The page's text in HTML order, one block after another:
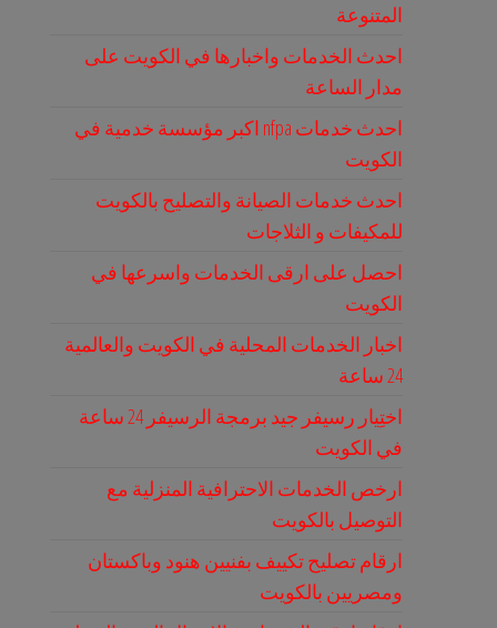
المتنوعة
احدث الخدمات واخبارها في الكويت على
مدار الساعة
احدث خدمات nfpa اكبر مؤسسة خدمية في
الكويت
احدث خدمات الصيانة والتصليح بالكويت
للمكيفات و الثلاجات
احصل على ارقى الخدمات واسرعها في
الكويت
اخبار الخدمات المحلية في الكويت والعالمية
24 ساعة
اختِيار رسيفر جيد برمجة الرسيفر 24 ساعة
في الكويت
ارخص الخدمات الاحترافية المنزلية مع
التوصيل بالكويت
ارقام تصليح تكييف بفنيين هنود وباكستان
ومصريين بالكويت